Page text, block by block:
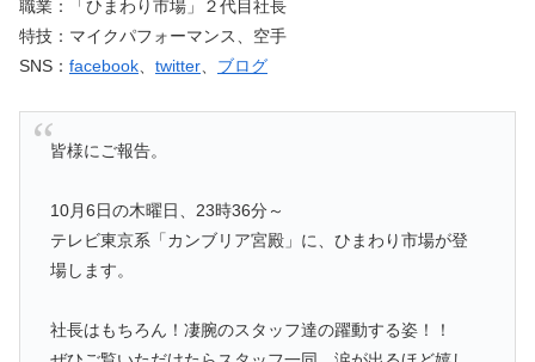
職業：「ひまわり市場」２代目社長
特技：マイクパフォーマンス、空手
SNS： facebook twitter ブログ
皆様にご報告。
10月6日の木曜日、23時36分～
テレビ東京系「カンブリア宮殿」に、ひまわり市場が登
場します。
社長はもちろん！凄腕のスタッフ達の躍動する姿！！